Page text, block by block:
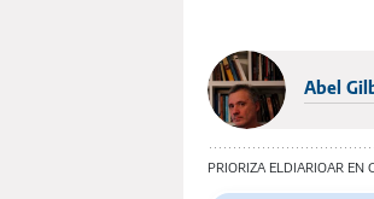
Abel
PRIORIZA ELDIARIOAR EN